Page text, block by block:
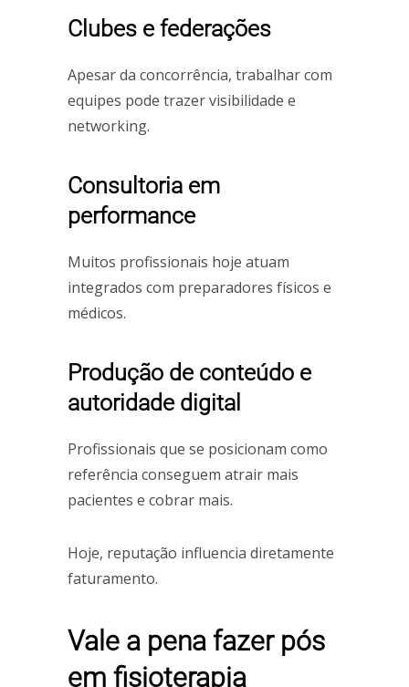
Clubes e federações
Apesar da concorrência, trabalhar com
equipes pode trazer visibilidade e
networking.
Consultoria em
performance
Muitos profissionais hoje atuam
integrados com preparadores físicos e
médicos.
Produção de conteúdo e
autoridade digital
Profissionais que se posicionam como
referência conseguem atrair mais
pacientes e cobrar mais.
Hoje, reputação influencia diretamente
faturamento.
Vale a pena fazer pós
em fisioterapia